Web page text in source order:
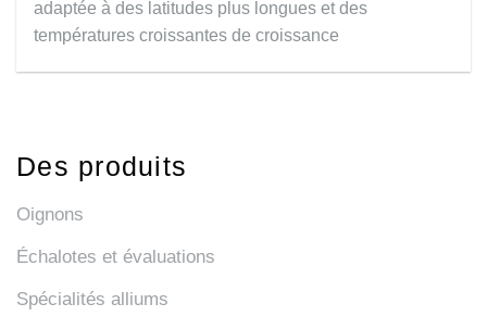
adaptée à des latitudes plus longues et des
températures croissantes de croissance
Des produits
Oignons
Échalotes et évaluations
Spécialités alliums